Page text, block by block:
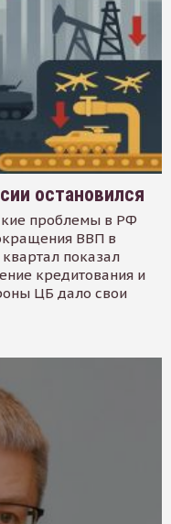
остановился
проблемы в РФ
ВВП в
показал
кредитования и
ЦБ дало свои